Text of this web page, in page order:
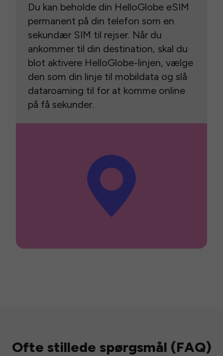
Du kan beholde din HelloGlobe eSIM
permanent på din telefon som en
sekundær SIM til rejser. Når du
ankommer til din destination, skal du
blot aktivere HelloGlobe-linjen, vælge
den som din linje til mobildata og slå
dataroaming til for at komme online
på få sekunder.
Ofte stillede spørgsmål (FAQ)